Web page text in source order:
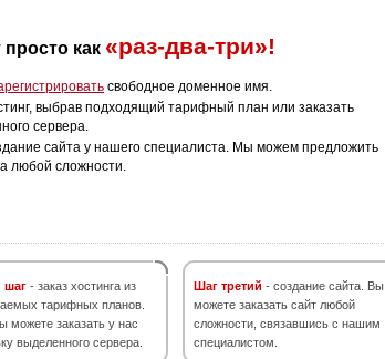
как «раз-два-три»!
свободное доменное имя.
выбрав подходящий тарифный план или заказать
сервера.
сайта у нашего специалиста. Мы можем предложить
любой сложности.
шаг - заказ хостинга из
тарифных планов.
можете заказать у нас
выделенного сервера.
Шаг третий - создание сайта. Вы
можете заказать сайт любой
сложности, связавшись с нашим
специалистом.